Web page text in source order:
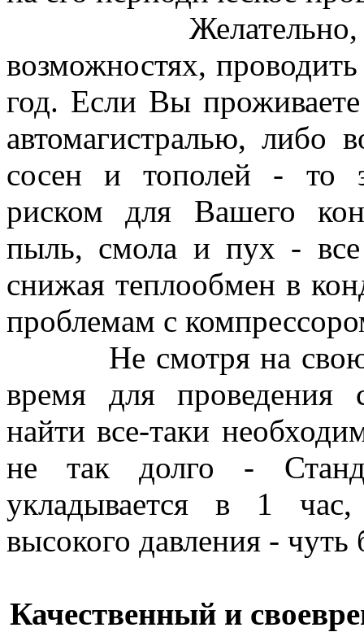
Желательно, при
возможностях,
год. Если Вы
автомагистралью, либо
сосен и тополей - то
риском для Вашего
пыль, смола и пух - все
снижая теплообмен в
проблемам с
Не смотря на свою
время для проведения
найти все-таки
не так долго -
укладывается в 1
высокого давления -
Качественный и